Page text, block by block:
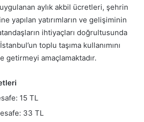
aylık akbil ücretleri, şehrin
yapılan yatırımların ve gelişiminin
ihtiyaçları doğrultusunda
toplu taşıma kullanımını
getirmeyi amaçlamaktadır.
15 TL
33 TL